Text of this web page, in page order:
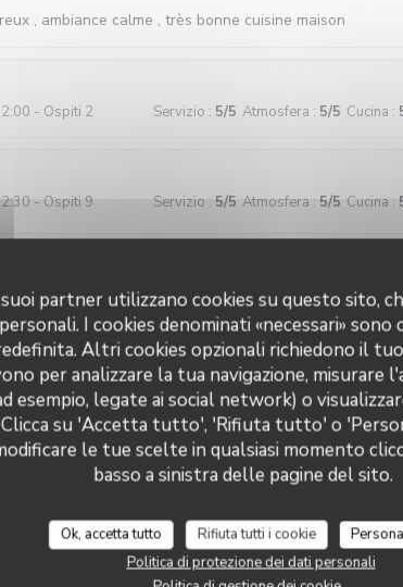
partner utilizzano cookies su questo sito,
I cookies denominati «necessari»
Altri cookies opzionali richiedono il
per analizzare la tua navigazione, misurare
esempio, legate ai social network) o
Clicca su 'Accetta tutto', 'Rifiuta tutto' o
le tue scelte in qualsiasi momento
basso a sinistra delle pagine del sito.
Ok, accetta tutto Rifiuta tutti i cookie
Politica di protezione dei dati personali
, ambiance calme , très bonne cuisine maison
- Ospiti 2 Servizio : 5/5 Atmosfera : 5/5 Cucina :
- Ospiti 9 Servizio : 5/5 Atmosfera : 5/5 Cucina :
- Ospiti 12 Servizio :5/5 Atmosfera :5/5 Cucina :
et très serviable, très bons produits, cuisine fine. Même
avoir l'impression d'être un problème !
- Ospiti 2 Servizio:5/5 Atmosfera:5 /5 Cucina: